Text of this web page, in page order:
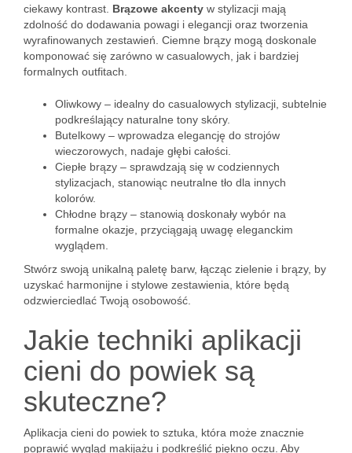
ciekawy kontrast. Brązowe akcenty w stylizacji mają
zdolność do dodawania powagi i elegancji oraz tworzenia
wyrafinowanych zestawień. Ciemne brązy mogą doskonale
komponować się zarówno w casualowych, jak i bardziej
formalnych outfitach.
Oliwkowy – idealny do casualowych stylizacji, subtelnie
podkreślający naturalne tony skóry.
Butelkowy – wprowadza elegancję do strojów
wieczorowych, nadaje głębi całości.
Ciepłe brązy – sprawdzają się w codziennych
stylizacjach, stanowiąc neutralne tło dla innych
kolorów.
Chłodne brązy – stanowią doskonały wybór na
formalne okazje, przyciągają uwagę eleganckim
wyglądem.
Stwórz swoją unikalną paletę barw, łącząc zielenie i brązy, by
uzyskać harmonijne i stylowe zestawienia, które będą
odzwierciedlać Twoją osobowość.
Jakie techniki aplikacji
cieni do powiek są
skuteczne?
Aplikacja cieni do powiek to sztuka, która może znacznie
poprawić wygląd makijażu i podkreślić piękno oczu. Aby